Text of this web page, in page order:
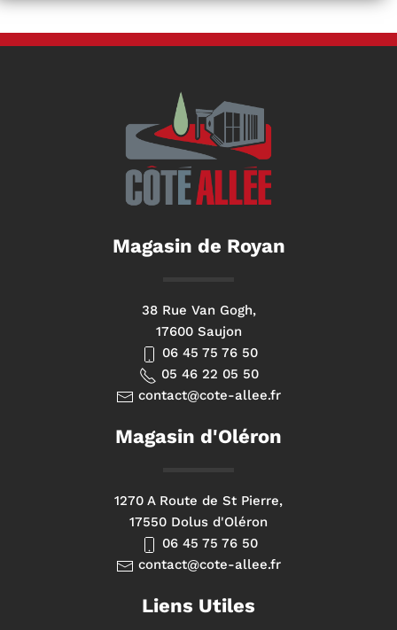
Magasin de Royan
38 Rue Van Gogh,
17600 Saujon
06 45 75 76 50
05 46 22 05 50
contact@cote-allee.fr
Magasin d'Oléron
1270 A Route de St Pierre,
17550 Dolus d'Oléron
06 45 75 76 50
contact@cote-allee.fr
Liens Utiles